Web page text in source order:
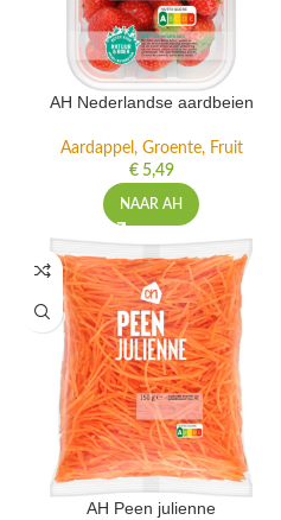
AH Nederlandse aardbeien
Aardappel, Groente, Fruit
€5,49
NAAR AH
AH Peen julienne